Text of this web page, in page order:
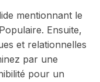
mentionnant le
Ensuite,
et relationnelles
par une
pour un